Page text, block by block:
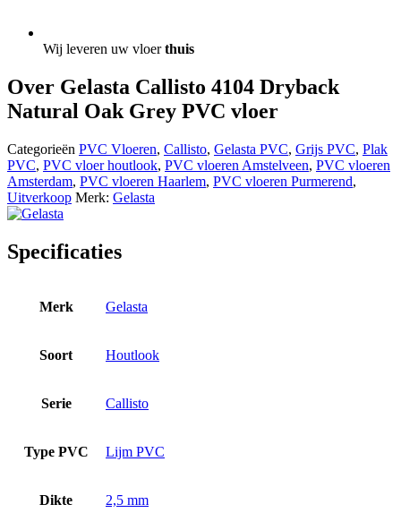
Wij leveren uw vloerthuis
Over Gelasta Callisto 4104 Dryback
Natural Oak Grey PVC vloer
Categorieën PVC Vloeren, Callisto, Gelasta PVC, Grijs PVC, Plak
PVC, PVC vloer houtlook, PVC vloeren Amstelveen, PVC vloeren
Amsterdam, PVC vloeren Haarlem, PVC vloeren Purmerend,
Uitverkoop Merk: Gelasta
Specificaties
Merk Gelasta
Soort Houtlook
Serie Callisto
Type PVC Lijm PVC
Dikte 2,5 mm